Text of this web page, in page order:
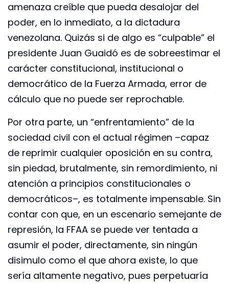
amenaza creíble que pueda desalojar del
poder, en lo inmediato, a la dictadura
venezolana. Quizás si de algo es “culpable” el
presidente Juan Guaidó es de sobreestimar el
carácter constitucional, institucional o
democrático de la Fuerza Armada, error de
cálculo que no puede ser reprochable.
Por otra parte, un “enfrentamiento” de la
sociedad civil con el actual régimen –capaz
de reprimir cualquier oposición en su contra,
sin piedad, brutalmente, sin remordimiento, ni
atención a principios constitucionales o
democráticos–, es totalmente impensable. Sin
contar con que, en un escenario semejante de
represión, la FFAA se puede ver tentada a
asumir el poder, directamente, sin ningún
disimulo como el que ahora existe, lo que
sería altamente negativo, pues perpetuaría